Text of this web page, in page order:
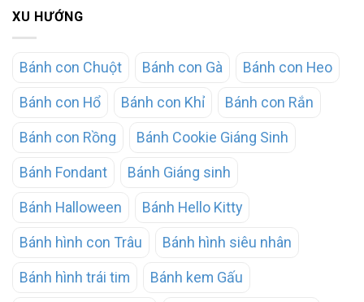
XU HƯỚNG
Bánh con Chuột Bánh con Gà Bánh con Heo
Bánh con Hổ Bánh con Khỉ Bánh con Rắn
Bánh con Rồng Bánh Cookie Giáng Sinh
Bánh Fondant Bánh Giáng sinh
Bánh Halloween Bánh Hello Kitty
Bánh hình con Trâu Bánh hình siêu nhân
Bánh hình trái tim Bánh kem Gấu